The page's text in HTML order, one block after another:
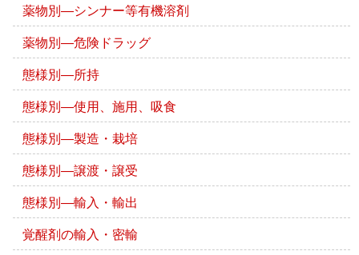
薬物別―シンナー等有機溶剤
薬物別―危険ドラッグ
態様別―所持
態様別―使用、施用、吸食
態様別―製造・栽培
態様別―譲渡・譲受
態様別―輸入・輸出
覚醒剤の輸入・密輸